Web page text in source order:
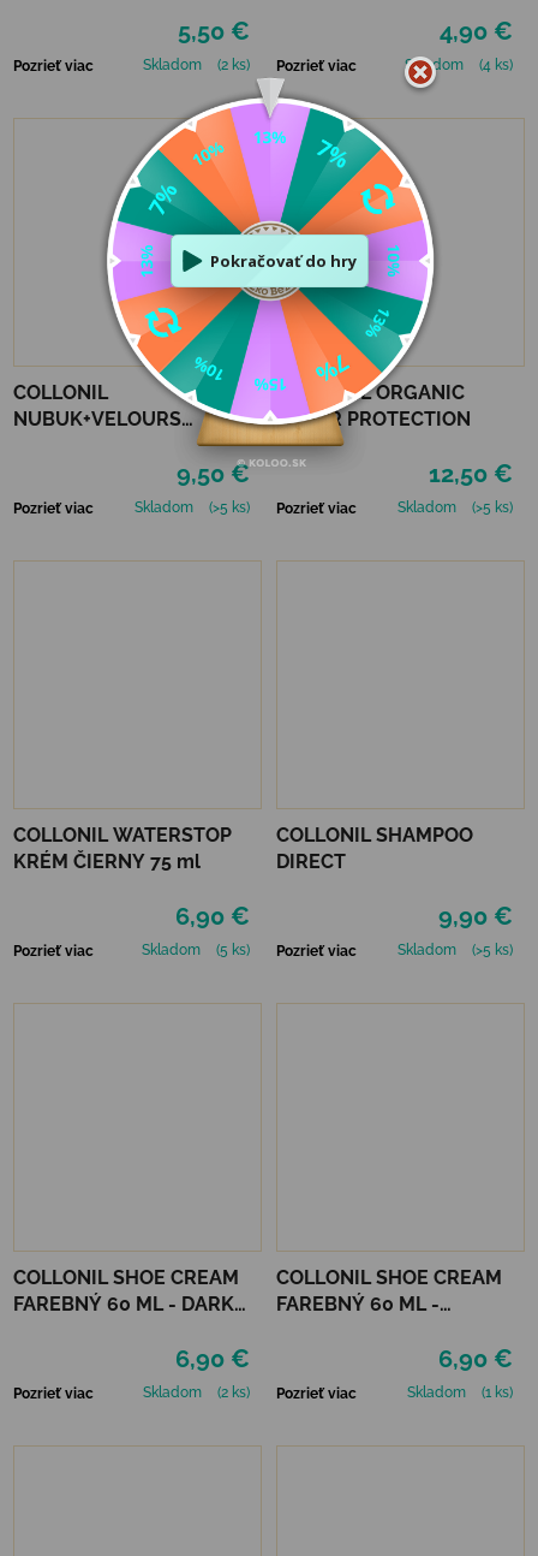
5,50 €
Pozrieť viac Skladom (2 ks)
4,90 €
Pozrieť viac Skladom (4 ks)
COLLONIL
NUBUK+VELOURS
9,50 €
Pozrieť viac Skladom (>5 ks)
COLLONIL ORGANIC
COVER PROTECTION
12,50 €
Pozrieť viac Skladom (>5 ks)
COLLONIL WATERSTOP
KRÉM ČIERNY 75 ml
6,90 €
Pozrieť viac Skladom (5 ks)
COLLONIL SHAMPOO
DIRECT
9,90 €
Pozrieť viac Skladom (>5 ks)
COLLONIL SHOE CREAM
FAREBNÝ 60 ML - DARK
6,90 €
Pozrieť viac Skladom (2 ks)
COLLONIL SHOE CREAM
FAREBNÝ 60 ML -
6,90 €
Pozrieť viac Skladom (1 ks)